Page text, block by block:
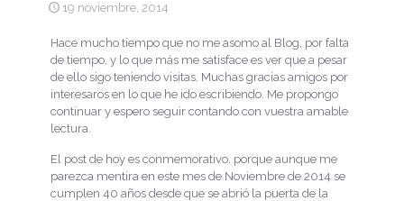
19 noviembre, 2014
Hace mucho tiempo que no me asomo al Blog, por falta
de tiempo, y lo que más me satisface es ver que a pesar
de ello sigo teniendo visitas. Muchas gracias amigos por
interesaros en lo que he ido escribiendo. Me propongo
continuar y espero seguir contando con vuestra amable
lectura.
El post de hoy es conmemorativo, porque aunque me
parezca mentira en este mes de Noviembre de 2014 se
cumplen 40 años desde que se abrió la puerta de la